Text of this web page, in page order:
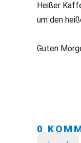
Heißer
um den
Guten
0